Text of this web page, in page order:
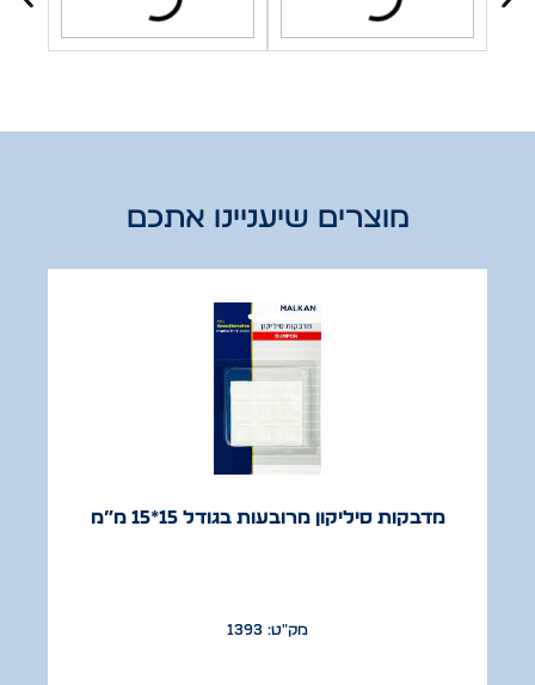
מוצרים שיעניינו אתכם
מדבקות סיליקון מרובעות בגודל 15*15 מ”מ
מק"ט: 1393